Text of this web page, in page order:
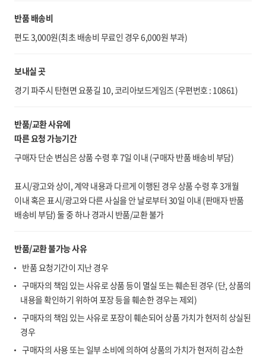
반품 배송비
편도 3,000원(최초 배송비 무료인 경우 6,000원 부과)
보내실 곳
경기 파주시 탄현면 요풍길 10, 코리아보드게임즈 (우편번호 : 10861)
반품/교환 사유에
따른 요청 가능기간
구매자 단순 변심은 상품 수령 후 7일 이내 (구매자 반품 배송비 부담)
표시/광고와 상이, 계약 내용과 다르게 이행된 경우 상품 수령 후 3개월
이내 혹은 표시/광고와 다른 사실을 안 날로부터 30일 이내 (판매자 반품
배송비 부담) 둘 중 하나 경과시 반품/교환 불가
반품/교환 불가능 사유
반품 요청기간이 지난 경우
구매자의 책임 있는 사유로 상품 등이 멸실 또는 훼손된 경우 (단, 상품의
내용을 확인하기 위하여 포장 등을 훼손한 경우는 제외)
구매자의 책임 있는 사유로 포장이 훼손되어 상품 가치가 현저히 상실된
경우
구매자의 사용 또는 일부 소비에 의하여 상품의 가치가 현저히 감소한